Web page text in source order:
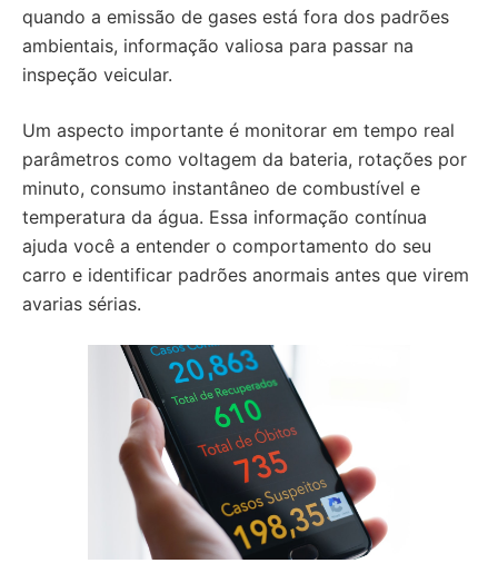
quando a emissão de gases está fora dos padrões
ambientais, informação valiosa para passar na
inspeção veicular.
Um aspecto importante é monitorar em tempo real
parâmetros como voltagem da bateria, rotações por
minuto, consumo instantâneo de combustível e
temperatura da água. Essa informação contínua
ajuda você a entender o comportamento do seu
carro e identificar padrões anormais antes que virem
avarias sérias.